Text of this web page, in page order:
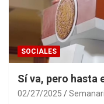
SOCIALES
Sí va, pero hasta
02/27/2025